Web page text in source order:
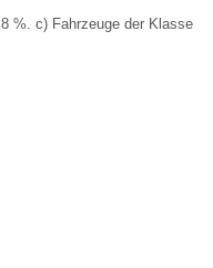
%. c) Fahrzeuge der Klasse